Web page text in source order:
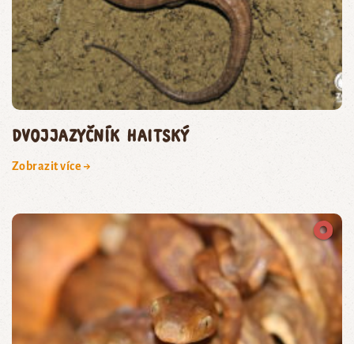
dvojjazyčník haitský
Zobrazit více →